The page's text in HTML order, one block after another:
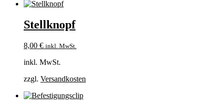
Stellknopf
8,00 € inkl. MwSt.
inkl. MwSt.
zzgl. Versandkosten